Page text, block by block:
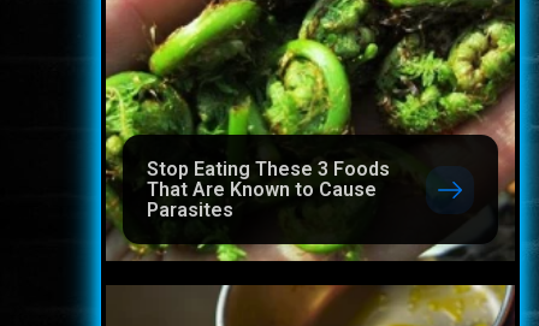
Stop Eating These 3 Foods
That Are Known to Cause
Parasites